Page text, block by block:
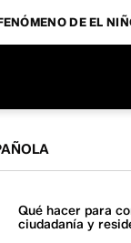
DE EL
Qué hacer para
ciudadanía y